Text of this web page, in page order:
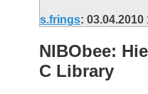
s.frings: 03.04.2010
NIBObee:
C Library